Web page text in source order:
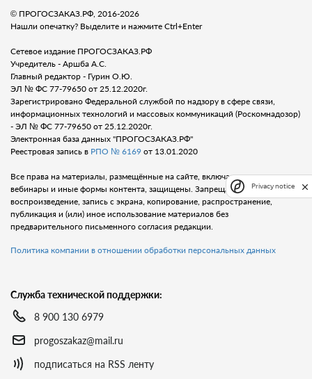
© ПРОГОСЗАКАЗ.РФ, 2016-2026
Нашли опечатку? Выделите и нажмите Ctrl+Enter
Сетевое издание ПРОГОСЗАКАЗ.РФ
Учредитель - Аршба А.С.
Главный редактор - Гурин О.Ю.
ЭЛ № ФС 77-79650 от 25.12.2020г.
Зарегистрировано Федеральной службой по надзору в сфере связи,
информационных технологий и массовых коммуникаций (Роскомнадозор)
- ЭЛ № ФС 77-79650 от 25.12.2020г.
Электронная база данных "ПРОГОСЗАКАЗ.РФ"
Реестровая запись в РПО № 6169 от 13.01.2020
Все права на материалы, размещённые на сайте, включая тексты, видео,
вебинары и иные формы контента, защищены. Запрещается любое
воспроизведение, запись с экрана, копирование, распространение,
публикация и (или) иное использование материалов без
предварительного письменного согласия редакции.
Политика компании в отношении обработки персональных данных
Служба технической поддержки:
8 900 130 6979
progoszakaz@mail.ru
подписаться на RSS ленту
Privacy notice